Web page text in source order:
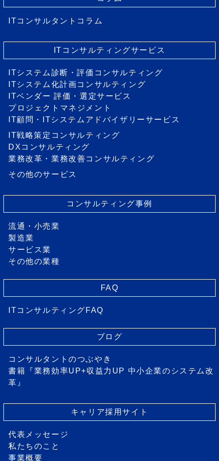
ITコンサルタントコラム
ITコンサルティングサービス
ITシステム診断・評価コンサルティング
ITシステム化計画コンサルティング
ITベンダー 評価・選定サービス
プロジェクトマネジメント
IT顧問・ITシステムアドバイザリーサービス
IT戦略策定コンサルティング
DXコンサルティング
業務改革・業務改善コンサルティング
その他のサービス
コンサルティング事例
流通・小売業
製造業
サービス業
その他の業種
FAQ
ITコンサルティングFAQ
ブログ
コンサルタントのつぶやき
書籍『業務効率UP+収益力UP 中小企業のシステム改
革』
キャリア採用サイト
代表メッセージ
私たちのこと
事業概要